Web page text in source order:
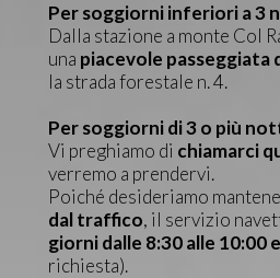
Per soggiorni inferiori a 3
Dalla stazione a monte Col
una piacevole passeggiata
la strada forestale n. 4.
Per soggiorni di 3 o più
Vi preghiamo di chiamarci
verremo a prendervi.
Poiché desideriamo
dal traffico, il servizio
giorni dalle 8:30 alle 10:00
richiesta).